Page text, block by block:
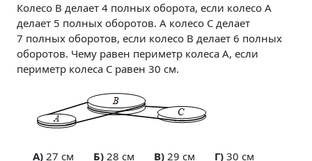
Колесо B делает 4 полных оборота, если колесо A
делает 5 полных оборотов. А колесо C делает
7 полных оборотов, если колесо B делает 6 полных
оборотов. Чему равен периметр колеса A, если
периметр колеса C равен 30 см.
A)27 см Б)28 см В)29 см Г)30 см